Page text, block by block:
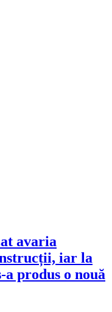
avaria
iar la
produs o nouă